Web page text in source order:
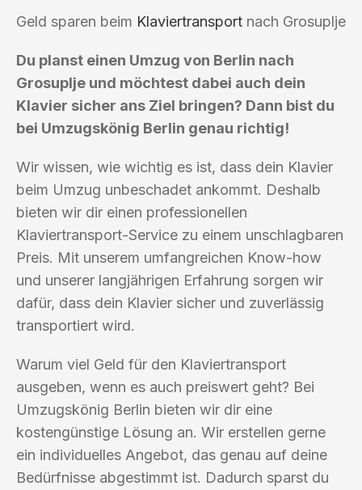
Geld sparen beim Klaviertransport nach Grosuplje
Du planst einen Umzug von Berlin nach
Grosuplje und möchtest dabei auch dein
Klavier sicher ans Ziel bringen? Dann bist du
bei Umzugskönig Berlin genau richtig!
Wir wissen, wie wichtig es ist, dass dein Klavier
beim Umzug unbeschadet ankommt. Deshalb
bieten wir dir einen professionellen
Klaviertransport-Service zu einem unschlagbaren
Preis. Mit unserem umfangreichen Know-how
und unserer langjährigen Erfahrung sorgen wir
dafür, dass dein Klavier sicher und zuverlässig
transportiert wird.
Warum viel Geld für den Klaviertransport
ausgeben, wenn es auch preiswert geht? Bei
Umzugskönig Berlin bieten wir dir eine
kostengünstige Lösung an. Wir erstellen gerne
ein individuelles Angebot, das genau auf deine
Bedürfnisse abgestimmt ist. Dadurch sparst du